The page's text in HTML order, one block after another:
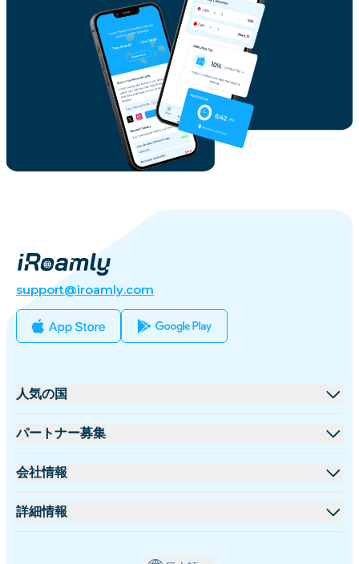
support@iroamly.com
人気の国
アメリカ合衆国
フランス
パートナー募集
卸売プラットフォーム
会社情報
iRoamlyについて
詳細情報